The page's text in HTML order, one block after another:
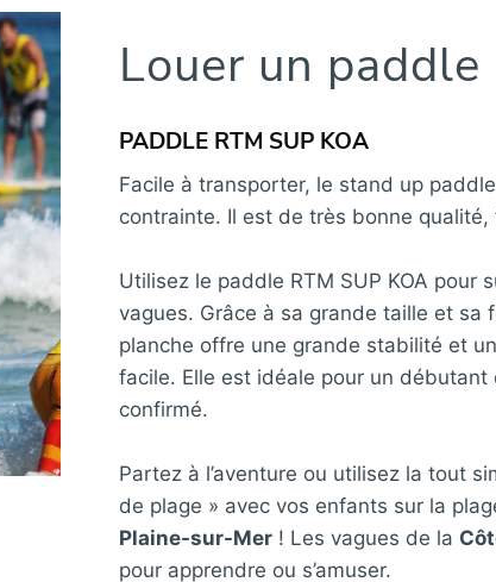
Louer un paddle
PADDLE RTM SUP KOA
Facile à transporter, le stand up
contrainte. Il est de très bonne
Utilisez le paddle RTM SUP KOA pour
vagues. Grâce à sa grande taille et sa
planche offre une grande stabilité et
facile. Elle est idéale pour un débutant
confirmé.
Partez à l’aventure ou utilisez la tout
de plage » avec vos enfants sur la
Plaine-sur-Mer ! Les vagues de la
pour apprendre ou s’amuser.